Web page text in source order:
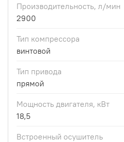
Производительность, л/мин
2900
Тип компрессора
винтовой
Тип привода
прямой
Мощность двигателя, кВт
18,5
Встроенный осушитель